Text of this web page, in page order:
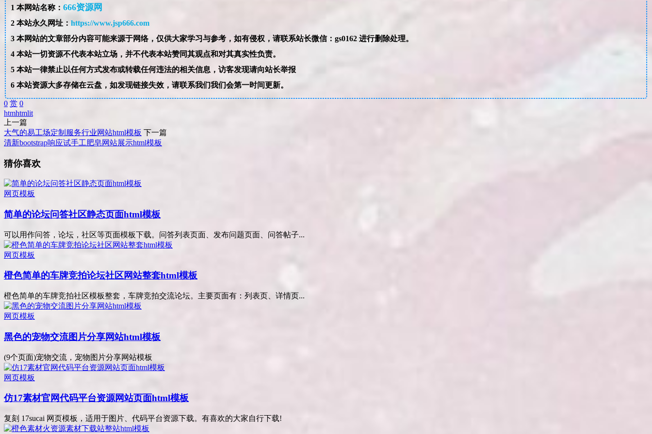
1 本网站名称： 666资源网
2本站永久网址： https://www.jsp666.com
3
本网站的文章部分内容可能来源于网络，仅供大家学习与参考，如有侵权，请联系站长微信：gs0162 进行删除处理。
4本站一切资源不代表本站立场，并不代表本站赞同其观点和对其真实性负责。
5本站一律禁止以任何方式发布或转载任何违法的相关信息，访客发现请向站长举报
6本站资源大多存储在云盘，如发现链接失效，请联系我们我们会第一时间更新。
0 赏 0
htmhtmlit
上一篇
大气的易工场定制服务行业网站html模板 下一篇
清新bootstrap响应试手工肥皂网站展示html模板
猜你喜欢
网页模板
简单的论坛问答社区静态页面html模板
可以用作问答，论坛，社区等页面模板下载。问答列表页面、发布问题页面、问答帖子...
网页模板
橙色简单的车牌竞拍论坛社区网站整套html模板
橙色简单的车牌竞拍社区模板整套，车牌竞拍交流论坛。主要页面有：列表页、详情页...
网页模板
黑色的宠物交流图片分享网站html模板
(9个页面)宠物交流，宠物图片分享网站模板
网页模板
仿17素材官网代码平台资源网站页面html模板
复刻 17sucai 网页模板，适用于图片、代码平台资源下载。有喜欢的大家自行下载!